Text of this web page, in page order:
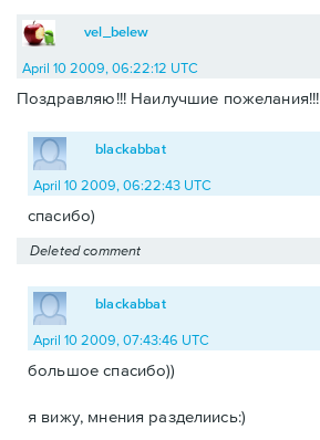
vel_belew
April 10 2009, 06:22:12 UTC
Поздравляю!!! Наилучшие пожелания!!!
blackabbat
April 10 2009, 06:22:43 UTC
спасибо)
Deleted comment
blackabbat
April 10 2009, 07:43:46 UTC
большое спасибо))
я вижу, мнения разделиись:)